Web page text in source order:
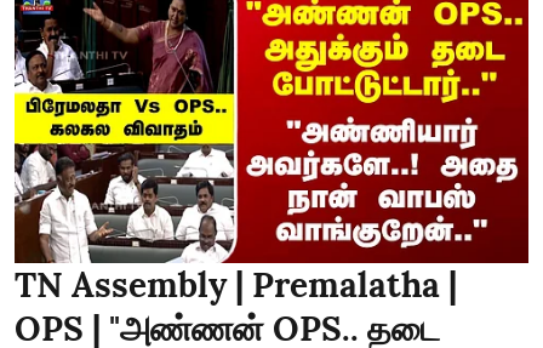
TN Assembly | Premalatha |
OPS | "அண்ணன் OPS.. தடை